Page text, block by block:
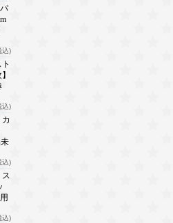
込)
込)
込)
ス
込)